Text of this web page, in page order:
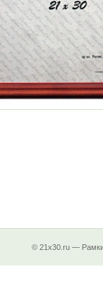
© 21x30.ru —